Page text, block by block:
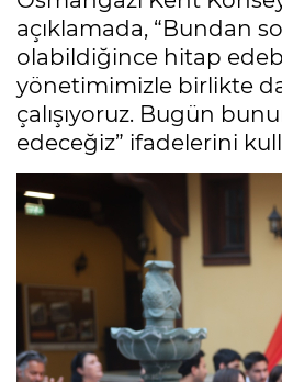
açıklamada, “Bundan
olabildiğince hitap
yönetimimizle birlikte
çalışıyoruz. Bugün
edeceğiz” ifadelerini